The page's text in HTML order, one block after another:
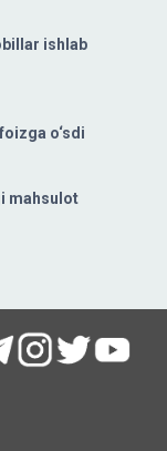
ishlab
o‘sdi
mahsulot